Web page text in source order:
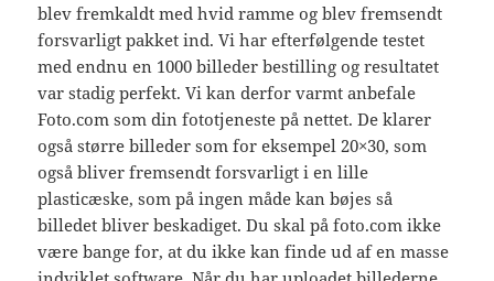
blev fremkaldt med hvid ramme og blev fremsendt
forsvarligt pakket ind. Vi har efterfølgende testet
med endnu en 1000 billeder bestilling og resultatet
var stadig perfekt. Vi kan derfor varmt anbefale
Foto.com som din fototjeneste på nettet. De klarer
også større billeder som for eksempel 20×30, som
også bliver fremsendt forsvarligt i en lille
plasticæske, som på ingen måde kan bøjes så
billedet bliver beskadiget. Du skal på foto.com ikke
være bange for, at du ikke kan finde ud af en masse